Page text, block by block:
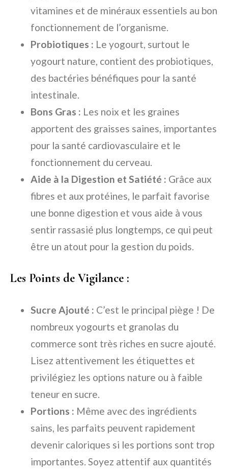
vitamines et de minéraux essentiels au bon
fonctionnement de l’organisme.
Probiotiques : Le yogourt, surtout le
yogourt nature, contient des probiotiques,
des bactéries bénéfiques pour la santé
intestinale.
Bons Gras : Les noix et les graines
apportent des graisses saines, importantes
pour la santé cardiovasculaire et le
fonctionnement du cerveau.
Aide à la Digestion et Satiété : Grâce aux
fibres et aux protéines, le parfait favorise
une bonne digestion et vous aide à vous
sentir rassasié plus longtemps, ce qui peut
être un atout pour la gestion du poids.
Les Points de Vigilance :
Sucre Ajouté : C’est le principal piège ! De
nombreux yogourts et granolas du
commerce sont très riches en sucre ajouté.
Lisez attentivement les étiquettes et
privilégiez les options nature ou à faible
teneur en sucre.
Portions : Même avec des ingrédients
sains, les parfaits peuvent rapidement
devenir caloriques si les portions sont trop
importantes. Soyez attentif aux quantités